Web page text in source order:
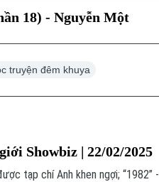
18) - Nguyễn Một
truyện đêm khuya
Showbiz | 22/02/2025
tạp chí Anh khen ngợi; “1982” -